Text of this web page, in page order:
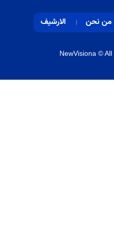
من نحن الارشيف
NewVisiona © All